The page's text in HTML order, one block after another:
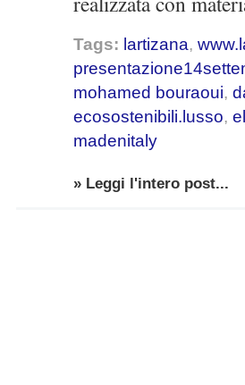
Tags: lartizana,
mohamed bouraoui,
ecosostenibili.lusso,
madenitaly
» Leggi l'intero post...